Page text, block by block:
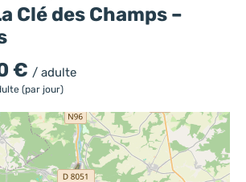
Clé des Champs –
€ / adulte
(par jour)